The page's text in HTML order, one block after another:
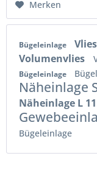
Merken
Bügeleinlage
Volumenvlies
Bügeleinlage
Näheinlage
Näheinlage L 11
Bügeleinlage